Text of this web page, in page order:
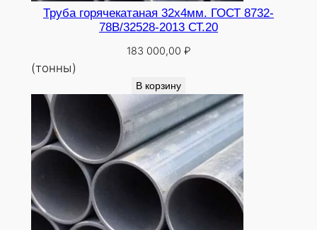
Труба горячекатаная 32х4мм. ГОСТ 8732-
78В/32528-2013 СТ.20
183 000,00 ₽
(тонны)
В корзину